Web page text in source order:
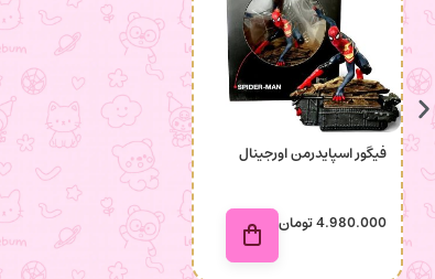
فیگور اسپایدرمن اورجینال
4.980.000تومان